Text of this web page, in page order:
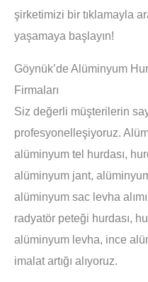
şirketimizi bir tıklamayla
yaşamaya başlayın!
Göynük’de Alüminyum
Firmaları
Siz değerli müşterilerin
profesyonelleşiyoruz.
alüminyum tel hurdası,
alüminyum jant,
alüminyum sac levha
radyatör peteği hurdası,
alüminyum levha, ince
imalat artığı alıyoruz.